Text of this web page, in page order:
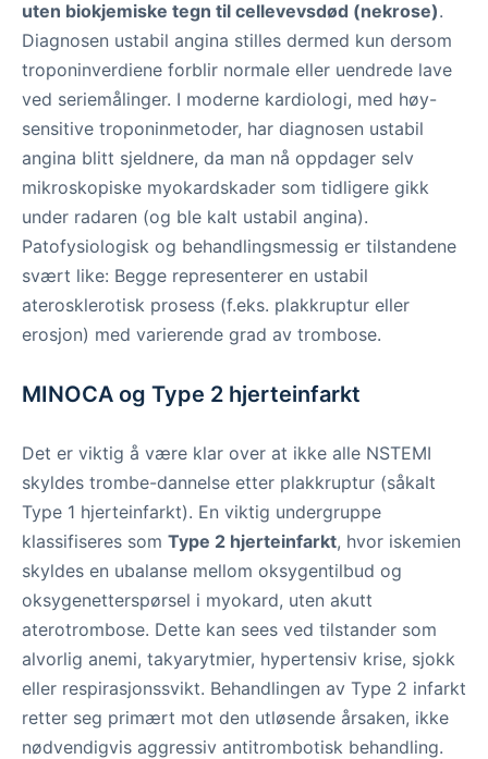
uten biokjemiske tegn til cellevevsdød (nekrose).
Diagnosen ustabil angina stilles dermed kun dersom
troponinverdiene forblir normale eller uendrede lave
ved seriemålinger. I moderne kardiologi, med høy-
sensitive troponinmetoder, har diagnosen ustabil
angina blitt sjeldnere, da man nå oppdager selv
mikroskopiske myokardskader som tidligere gikk
under radaren (og ble kalt ustabil angina).
Patofysiologisk og behandlingsmessig er tilstandene
svært like: Begge representerer en ustabil
aterosklerotisk prosess (f.eks. plakkruptur eller
erosjon) med varierende grad av trombose.
MINOCA og Type 2 hjerteinfarkt
Det er viktig å være klar over at ikke alle NSTEMI
skyldes trombe-dannelse etter plakkruptur (såkalt
Type 1 hjerteinfarkt). En viktig undergruppe
klassifiseres som Type 2 hjerteinfarkt, hvor iskemien
skyldes en ubalanse mellom oksygentilbud og
oksygenetterspørsel i myokard, uten akutt
aterotrombose. Dette kan sees ved tilstander som
alvorlig anemi, takyarytmier, hypertensiv krise, sjokk
eller respirasjonssvikt. Behandlingen av Type 2 infarkt
retter seg primært mot den utløsende årsaken, ikke
nødvendigvis aggressiv antitrombotisk behandling.